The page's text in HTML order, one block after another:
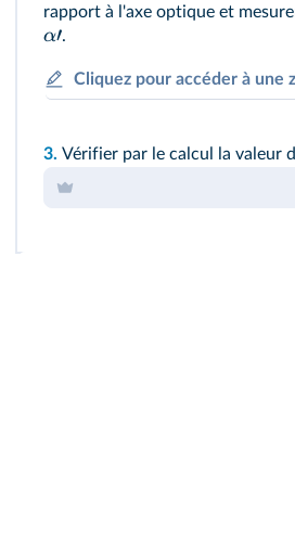
rapport à l'axe optique et
α′.
Cliquez pour accéder à une
3. Vérifier par le calcul la valeur